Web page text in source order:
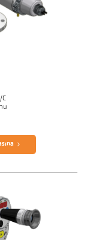
C
Questionnaire CellaCast
uzman rapor Casting